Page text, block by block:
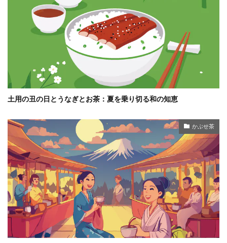
土用の丑の日とうなぎとお茶：夏を乗り切る和の知恵
かぶせ茶